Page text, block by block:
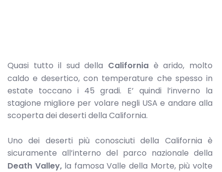
Quasi tutto il sud della California è arido, molto
caldo e desertico, con temperature che spesso in
estate toccano i 45 gradi. E’ quindi l’inverno la
stagione migliore per volare negli USA e andare alla
scoperta dei deserti della California.
Uno dei deserti più conosciuti della California è
sicuramente all’interno del parco nazionale della
Death Valley,la famosa Valle della Morte, più volte